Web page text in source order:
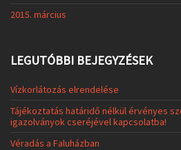
2015. március
LEGUTÓBBI BEJEGYZÉSEK
Vízkorlátozás elrendelése
Tájékoztatás határidő nélkül érvényes
igazolványok cseréjével kapcsolatba!
Véradás a Faluházban